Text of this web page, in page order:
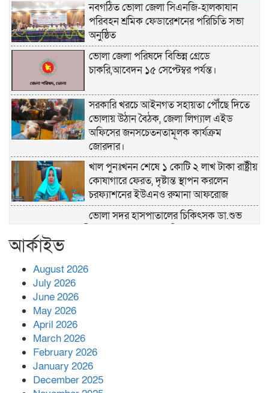
নবগঠিত ভোলা জেলা সিএনজি-হালকাযান
পরিবহন শ্রমিক ফেডারেশনের পরিচিতি সভা
অনুষ্ঠিত
ভোলা জেলা পরিষদে বিভিন্ন গ্রেডে
চাকরি,আবেদন ১৫ সেপ্টেম্বর পর্যন্ত।
সরকারি খরচে আইনগত সহায়তা পৌঁছে দিতে
ভোলায় উঠান বৈঠক, জেলা লিগ্যাল এইড
অফিসের জনসচেতনতামূলক কার্যক্রম
জোরদার।
খাল পুনঃখনন শেষে ১ কোটি ২ লাখ টাকা রাষ্ট্রীয়
কোষাগারে ফেরত, দৃষ্টান্ত স্থাপন করলেন
চরফ্যাশনের ইউএনও রুমানা আফরোজ
ভোলা সদর হাসপাতালের চিকিৎসক ডা.শুভ
‘জ্বিন হাজিরে স্বর্ণ দ্বিগুণ’— প্রতারণার ফাঁদে ১৭
নারী,দুলারহাটে চক্রের ৪ সদস্য গ্রেফতার।
আর্কাইভ
August 2026
July 2026
June 2026
May 2026
April 2026
March 2026
February 2026
January 2026
December 2025